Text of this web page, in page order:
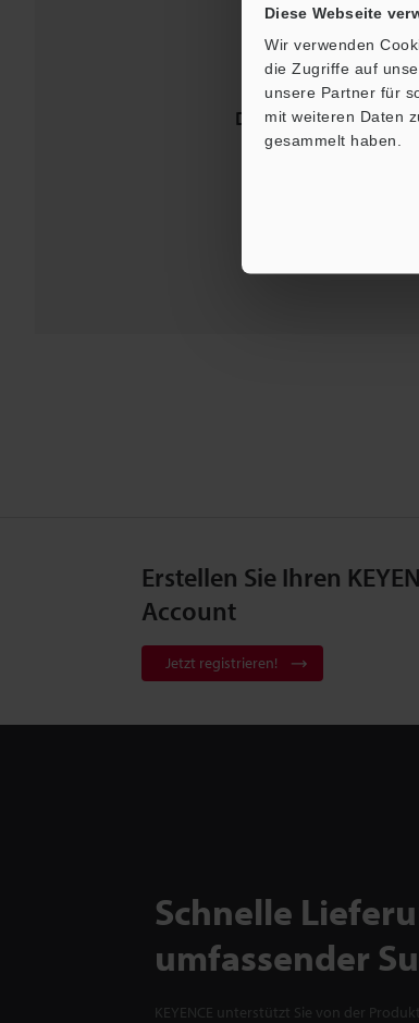
Diese Webseite
Wir verwenden
die Zugriffe auf
unsere Partner für
mit weiteren Daten
gesammelt haben.
Downloads:
Erstellen Sie Ihren
Account
Jetzt registrieren!
Schnelle
umfassender
KEYENCE unterstützt Sie von der